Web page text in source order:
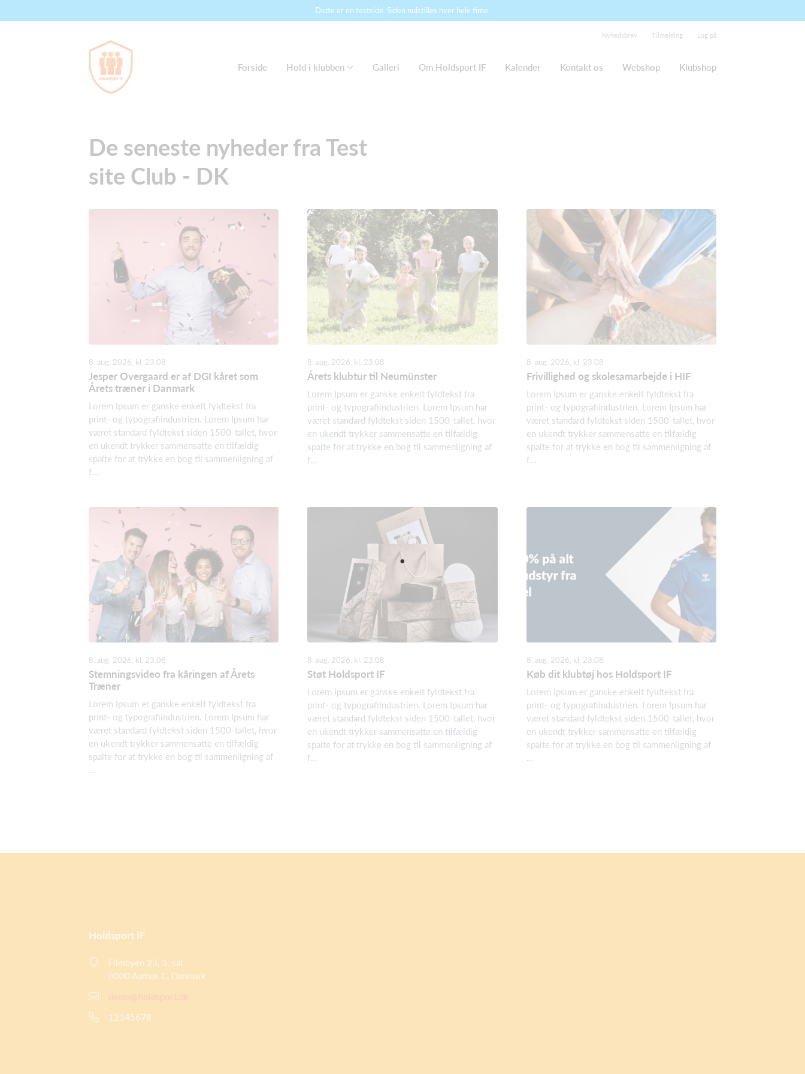
Dette er en testside. Siden nulstilles hver hele time.
Nyhedsbrev Tilmelding Log på
Forside Hold i klubben Galleri Om Holdsport IF Kalender Kontakt os Webshop Klubshop
De seneste nyheder fra Test
site Club - DK
8. aug. 2026, kl. 23.08
Jesper Overgaard er af DGI kåret som
Årets træner i Danmark
Lorem Ipsum er ganske enkelt fyldtekst fra
print- og typografiindustrien. Lorem Ipsum har
været standard fyldtekst siden 1500-tallet, hvor
en ukendt trykker sammensatte en tilfældig
spalte for at trykke en bog til sammenligning af
f...
8. aug. 2026, kl. 23.08
Årets klubtur til Neumünster
Lorem Ipsum er ganske enkelt fyldtekst fra
print- og typografiindustrien. Lorem Ipsum har
været standard fyldtekst siden 1500-tallet, hvor
en ukendt trykker sammensatte en tilfældig
spalte for at trykke en bog til sammenligning af
f...
8. aug. 2026, kl. 23.08
Frivillighed og skolesamarbejde i HIF
Lorem Ipsum er ganske enkelt fyldtekst fra
print- og typografiindustrien. Lorem Ipsum har
været standard fyldtekst siden 1500-tallet, hvor
en ukendt trykker sammensatte en tilfældig
spalte for at trykke en bog til sammenligning af
f...
8. aug. 2026, kl. 23.08
Stemningsvideo fra kåringen af Årets
Træner
Lorem Ipsum er ganske enkelt fyldtekst fra
print- og typografiindustrien. Lorem Ipsum har
været standard fyldtekst siden 1500-tallet, hvor
en ukendt trykker sammensatte en tilfældig
spalte for at trykke en bog til sammenligning af
...
8. aug. 2026, kl. 23.08
Støt Holdsport IF
Lorem Ipsum er ganske enkelt fyldtekst fra
print- og typografiindustrien. Lorem Ipsum har
været standard fyldtekst siden 1500-tallet, hvor
en ukendt trykker sammensatte en tilfældig
spalte for at trykke en bog til sammenligning af
f...
8. aug. 2026, kl. 23.08
Køb dit klubtøj hos Holdsport IF
Lorem Ipsum er ganske enkelt fyldtekst fra
print- og typografiindustrien. Lorem Ipsum har
været standard fyldtekst siden 1500-tallet, hvor
en ukendt trykker sammensatte en tilfældig
spalte for at trykke en bog til sammenligning af
...
Holdsport IF
Filmbyen 23, 3. sal
8000 Aarhus C, Danmark
12345678